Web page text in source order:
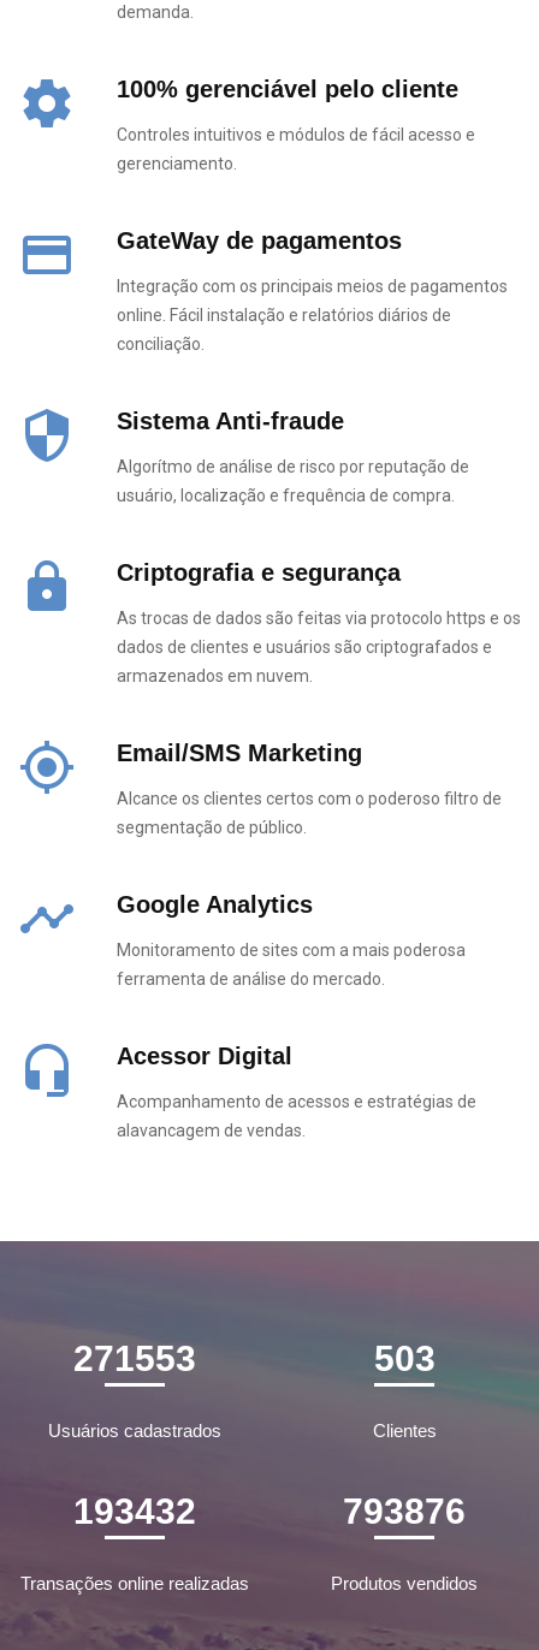
demanda.
settings 100% gerenciável pelo cliente
Controles intuitivos e módulos de fácil acesso e
gerenciamento.
payment GateWay de pagamentos
Integração com os principais meios de pagamentos
online. Fácil instalação e relatórios diários de
conciliação.
security Sistema Anti-fraude
Algorítmo de análise de risco por reputação de
usuário, localização e frequência de compra.
https Criptografia e segurança
As trocas de dados são feitas via protocolo https e os
dados de clientes e usuários são criptografados e
armazenados em nuvem.
my_location Email/SMS Marketing
Alcance os clientes certos com o poderoso filtro de
segmentação de público.
timeline Google Analytics
Monitoramento de sites com a mais poderosa
ferramenta de análise do mercado.
headset_mic Acessor Digital
Acompanhamento de acessos e estratégias de
alavancagem de vendas.
271553
Usuários cadastrados
503
Clientes
193432
Transações online realizadas
793876
Produtos vendidos